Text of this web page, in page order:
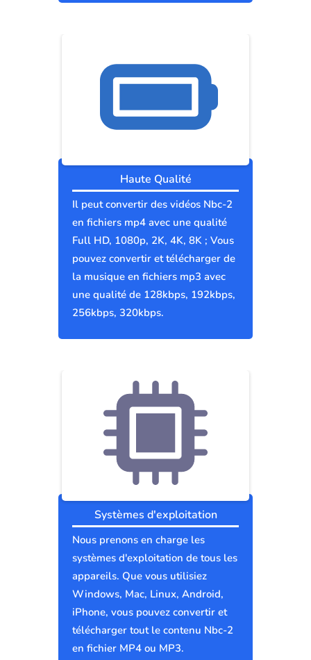
Haute Qualité
Il peut convertir des vidéos Nbc-2
en fichiers mp4 avec une qualité
Full HD, 1080p, 2K, 4K, 8K ; Vous
pouvez convertir et télécharger de
la musique en fichiers mp3 avec
une qualité de 128kbps, 192kbps,
256kbps, 320kbps.
Systèmes d'exploitation
Nous prenons en charge les
systèmes d'exploitation de tous les
appareils. Que vous utilisiez
Windows, Mac, Linux, Android,
iPhone, vous pouvez convertir et
télécharger tout le contenu Nbc-2
en fichier MP4 ou MP3.